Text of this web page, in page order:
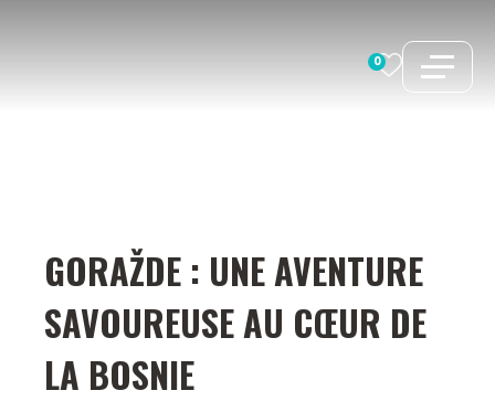
0
GORAŽDE : UNE AVENTURE
SAVOUREUSE AU CŒUR DE
LA BOSNIE